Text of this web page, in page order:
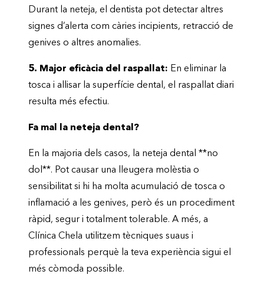
Durant la neteja, el dentista pot detectar altres
signes d’alerta com càries incipients, retracció de
genives o altres anomalies.
5. Major eficàcia del raspallat: En eliminar la
tosca i allisar la superfície dental, el raspallat diari
resulta més efectiu.
Fa mal la neteja dental?
En la majoria dels casos, la neteja dental **no
dol**. Pot causar una lleugera molèstia o
sensibilitat si hi ha molta acumulació de tosca o
inflamació a les genives, però és un procediment
ràpid, segur i totalment tolerable. A més, a
Clínica Chela utilitzem tècniques suaus i
professionals perquè la teva experiència sigui el
més còmoda possible.